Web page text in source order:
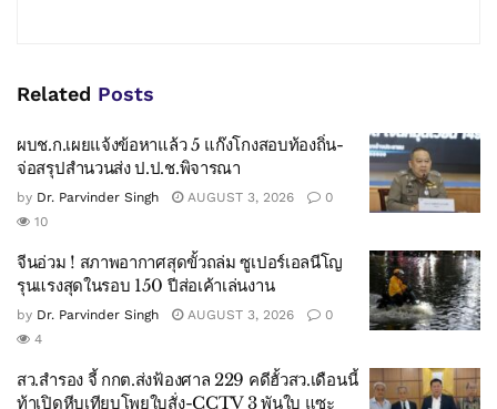
Related Posts
ผบช.ก.เผยแจ้งข้อหาแล้ว 5 แก๊งโกงสอบท้องถิ่น-
จ่อสรุปสำนวนส่ง ป.ป.ช.พิจารณา
by Dr. Parvinder Singh AUGUST 3, 2026
0
10
จีนอ่วม ! สภาพอากาศสุดขั้วถล่ม ซูเปอร์เอลนีโญ
รุนแรงสุดในรอบ 150 ปีส่อเค้าเล่นงาน
by Dr. Parvinder Singh AUGUST 3, 2026
0
4
สว.สำรอง จี้ กกต.ส่งฟ้องศาล 229 คดีฮั้วสว.เดือนนี้
ท้าเปิดหีบเทียบโพยใบสั่ง-CCTV 3 พันใบ แซะ